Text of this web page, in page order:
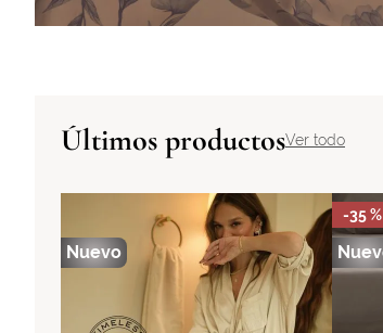
Últimos productosVer todo
-35 %